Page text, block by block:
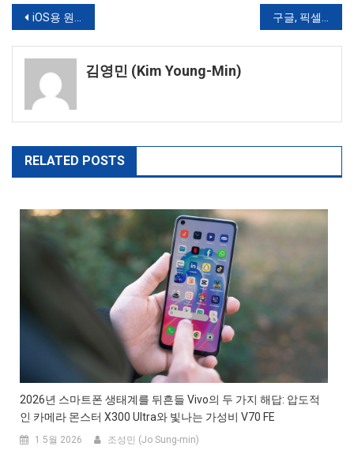
글
탐
iOS용 원드라이브 앱, 사용자 불만 속 기능 장애 지속
김영민 (Kim Young-Min)
RELATED POSTS
2026년 스마트폰 생태계를 뒤흔들 Vivo의 두 가지 해답: 압도적
인 카메라 몬스터 X300 Ultra와 빛나는 가성비 V70 FE
1 5월 2026 조성민 (Jo Sung-min)